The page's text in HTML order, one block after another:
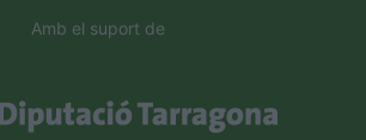
Amb el suport de